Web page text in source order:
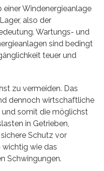
einer Windenergieanlage
also der
Wartungs- und
sind bedingt
teuer und
zu vermeiden. Das
dennoch wirtschaftliche
somit die möglichst
in Getrieben,
Schutz vor
wichtig wie das
Schwingungen.